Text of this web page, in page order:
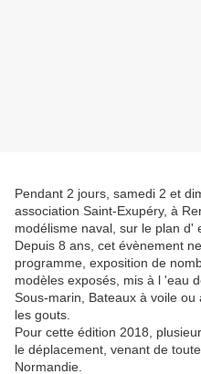
Pendant 2 jours, samedi 2 et
association Saint-Exupéry, à
modélisme naval, sur le plan d'
Depuis 8 ans, cet évènement
programme, exposition de
modèles exposés, mis à l 'eau
Sous-marin, Bateaux à voile
les gouts.
Pour cette édition 2018,
le déplacement, venant de
Normandie.